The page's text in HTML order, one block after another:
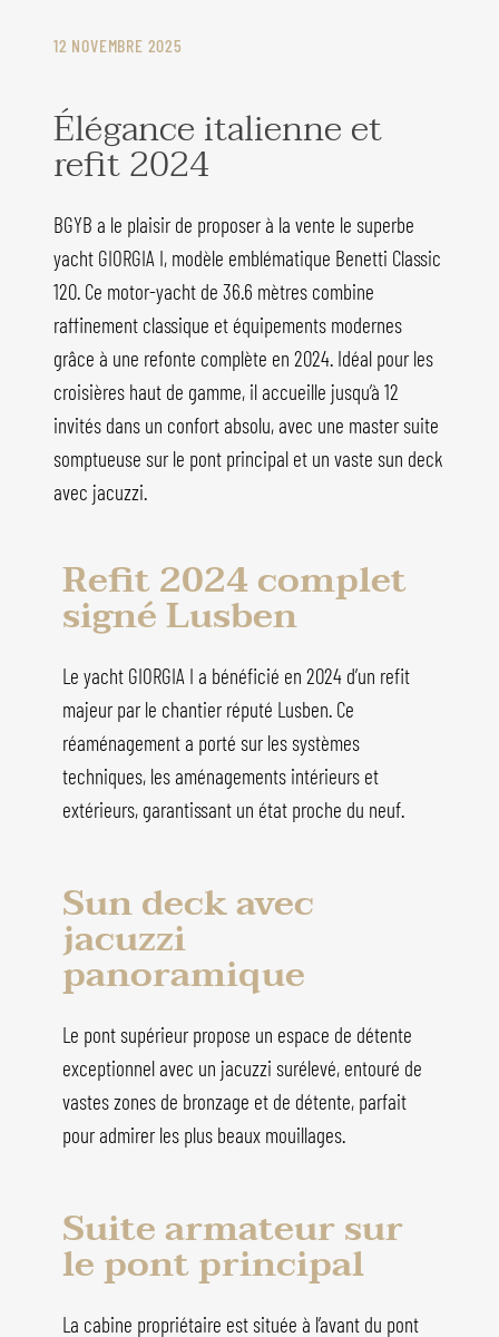
12 NOVEMBRE 2025
Élégance italienne et
refit 2024
BGYB a le plaisir de proposer à la vente le superbe
yacht GIORGIA I, modèle emblématique Benetti Classic
120. Ce motor-yacht de 36.6 mètres combine
raffinement classique et équipements modernes
grâce à une refonte complète en 2024. Idéal pour les
croisières haut de gamme, il accueille jusqu’à 12
invités dans un confort absolu, avec une master suite
somptueuse sur le pont principal et un vaste sun deck
avec jacuzzi.
Refit 2024 complet
signé Lusben
Le yacht GIORGIA I a bénéficié en 2024 d’un refit
majeur par le chantier réputé Lusben. Ce
réaménagement a porté sur les systèmes
techniques, les aménagements intérieurs et
extérieurs, garantissant un état proche du neuf.
Sun deck avec
jacuzzi
panoramique
Le pont supérieur propose un espace de détente
exceptionnel avec un jacuzzi surélevé, entouré de
vastes zones de bronzage et de détente, parfait
pour admirer les plus beaux mouillages.
Suite armateur sur
le pont principal
La cabine propriétaire est située à l’avant du pont